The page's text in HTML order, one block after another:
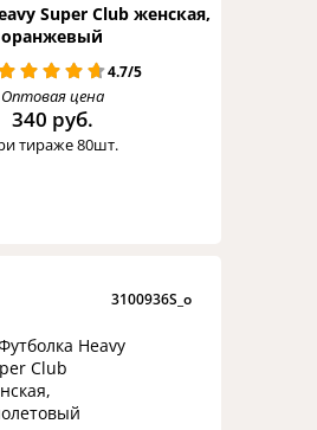
Super Club женская,
оранжевый
4.7/5
Оптовая цена
340 руб.
тираже 80шт.
3100936S_o